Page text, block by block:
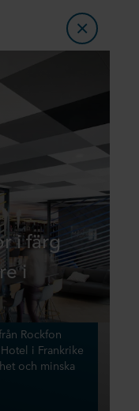
i färg
i
Rockfon
i Frankrike
och minska